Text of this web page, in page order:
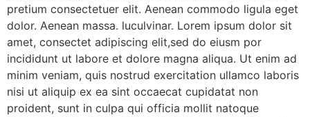
pretium consectetuer elit. Aenean commodo ligula eget
dolor. Aenean massa. luculvinar. Lorem ipsum dolor sit
amet, consectet adipiscing elit,sed do eiusm por
incididunt ut labore et dolore magna aliqua. Ut enim ad
minim veniam, quis nostrud exercitation ullamco laboris
nisi ut aliquip ex ea sint occaecat cupidatat non
proident, sunt in culpa qui officia mollit natoque